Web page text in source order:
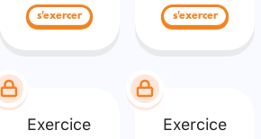
s'exercer s'exercer
Exercice Exercice